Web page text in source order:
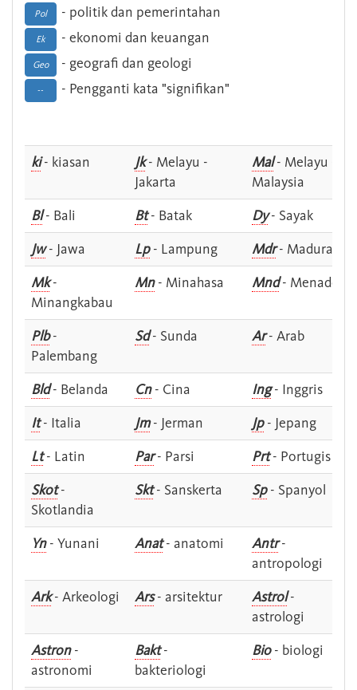
Pol - politik dan pemerintahan
Ek - ekonomi dan keuangan
Geo - geografi dan geologi
-- - Pengganti kata "signifikan"
ki- kiasan Jk- Melayu -
Jakarta
Mal- Melayu -
Malaysia
Bl- Bali Bt- Batak Dy- Sayak
Jw- Jawa Lp- Lampung Mdr- Madura
Mk-
Minangkabau
Mn- Minahasa Mnd- Menado
Plb-
Palembang
Sd- Sunda Ar- Arab
Bld- Belanda Cn- Cina Ing- Inggris
It- Italia Jm- Jerman Jp- Jepang
Lt- Latin Par- Parsi Prt- Portugis
Skot-
Skotlandia
Skt- Sanskerta Sp- Spanyol
Yn- Yunani Anat- anatomi Antr-
antropologi
Ark- Arkeologi Ars- arsitektur Astrol-
astrologi
Astron-
astronomi
Bakt-
bakteriologi
Bio- biologi